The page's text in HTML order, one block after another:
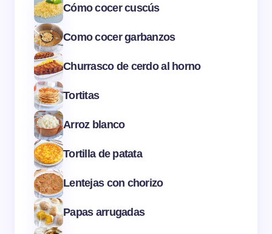
Cómo cocer cuscús
Como cocer garbanzos
Churrasco de cerdo al horno
Tortitas
Arroz blanco
Tortilla de patata
Lentejas con chorizo
Papas arrugadas